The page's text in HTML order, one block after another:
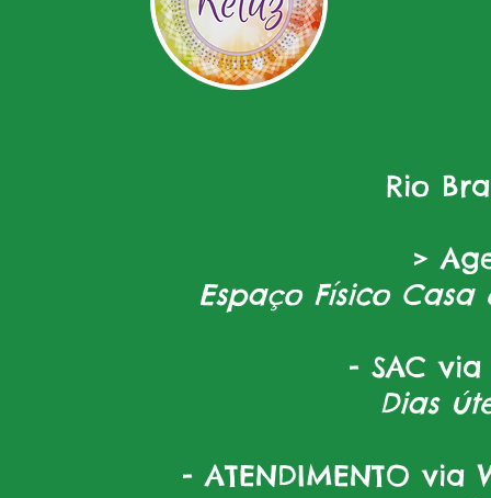
Rio
>
Espaço Físico Casa
- SAC via
Dias
- ATENDIMENTO via